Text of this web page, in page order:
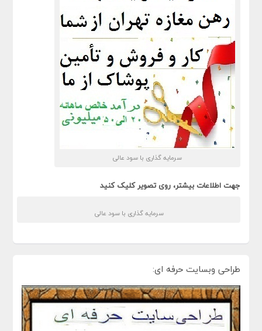
سرمایه گذاری با سود عالی
جهت اطلاعات بیشتر، روی تصویر کلیک کنید
سرمایه گذاری با سود عالی
طراحی وبسایت حرفه ای: